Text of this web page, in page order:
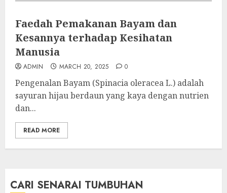
Faedah Pemakanan Bayam dan
Kesannya terhadap Kesihatan
Manusia
ADMIN MARCH 20, 2025 0
Pengenalan Bayam (Spinacia oleracea L.) adalah
sayuran hijau berdaun yang kaya dengan nutrien
dan...
READ MORE
CARI SENARAI TUMBUHAN